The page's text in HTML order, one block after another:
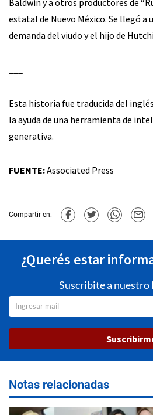
estatal de Nuevo México. Se llegó a
demanda del viudo y el hijo de
Esta historia fue traducida del
la ayuda de una herramienta de
generativa.
FUENTE:Associated Press
Compartir en:
¿Querés estar
Suscribite a
Notas relacionadas